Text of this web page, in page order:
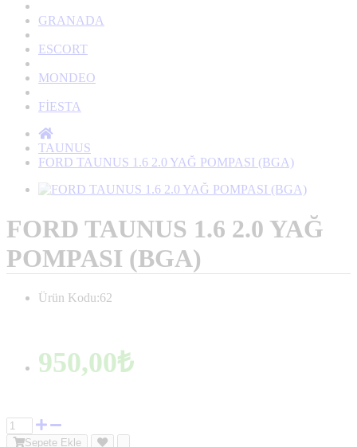
GRANADA
ESCORT
MONDEO
FİESTA
TAUNUS
FORD TAUNUS 1.6 2.0 YAĞ POMPASI (BGA)
FORD TAUNUS 1.6 2.0 YAĞ
POMPASI (BGA)
Ürün Kodu:62
950,00₺
Sepete Ekle